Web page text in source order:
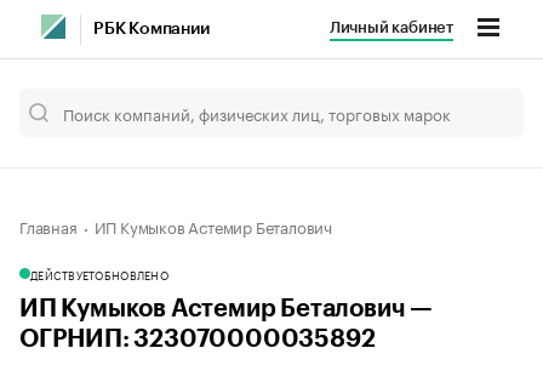
РБК Компании Личный кабинет
Главная ИП Кумыков Астемир Беталович
ДЕЙСТВУЕТОБНОВЛЕНО
ИП Кумыков Астемир Беталович —
ОГРНИП: 323070000035892